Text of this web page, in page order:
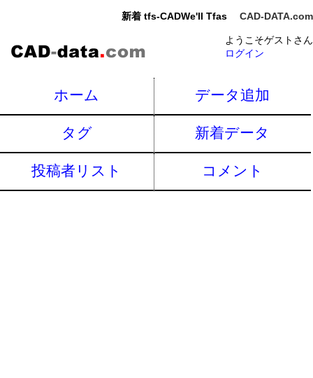
新着 tfs-CADWe'll Tfas CAD-DATA.com
ようこそゲストさん
ログイン
ホーム データ追加
タグ 新着データ
投稿者リスト コメント